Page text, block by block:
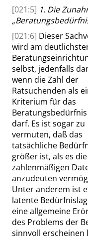
[021:5] 1. Die
„
[021:6] Dieser
wird am
selbst, jedenfalls
wenn die Zahl der
Ratsuchenden als
Kriterium für das
darf. Es ist sogar zu
vermuten, daß das
tatsächliche
größer ist, als es die
zahlenmäßigen
anzudeuten
Unter anderem ist
latente
eine allgemeine
des Problems der
sinnvoll erscheinen